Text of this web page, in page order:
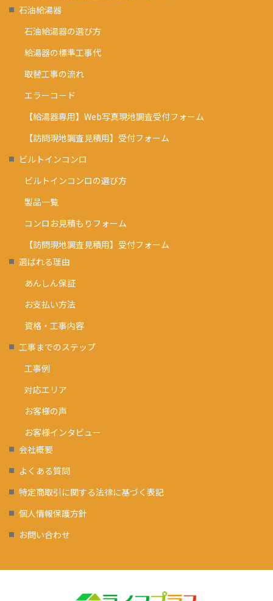
石油給湯器
石油給湯器の選び方
給湯器の標準工事代
取替工事の流れ
エラーコード
【給湯器専用】Web写真現地調査受付フォーム
【訪問現地調査見積用】受付フォーム
ビルトインコンロ
ビルトインコンロの選び方
製品一覧
コンロお見積もりフォーム
【訪問現地調査見積用】受付フォーム
選ばれる理由
あんしん保証
お支払い方法
資格・工事内容
工事までのステップ
工事例
対応エリア
お客様の声
お客様インタビュー
会社概要
よくある質問
特定商取引に関する法律に基づく表記
個人情報保護方針
お問い合わせ